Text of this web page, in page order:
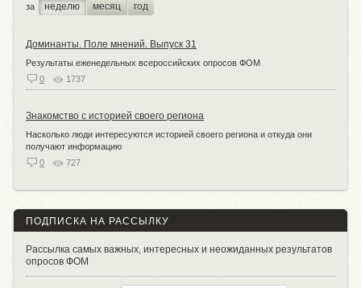
за неделю месяц год
Доминанты. Поле мнений. Выпуск 31
Результаты еженедельных всероссийских опросов ФОМ
0
1737
Знакомство с историей своего региона
Насколько люди интересуются историей своего региона и откуда они
получают информацию
0
727
ПОДПИСКА НА РАССЫЛКУ
Рассылка самых важных, интересных и неожиданных результатов
опросов ФОМ